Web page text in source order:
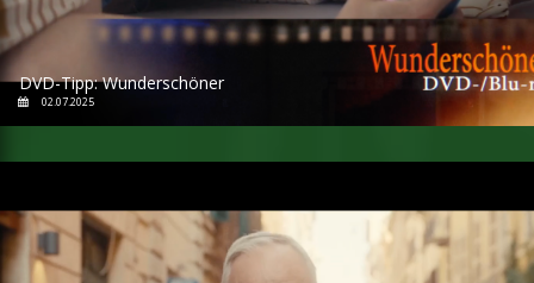
DVD-Tipp: Wunderschöner
02.07.2025